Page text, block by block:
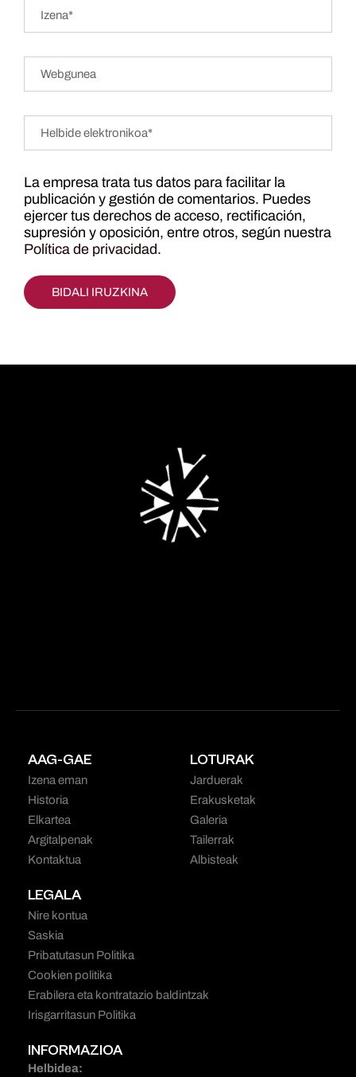
La empresa trata tus datos para facilitar la
publicación y gestión de comentarios. Puedes
ejercer tus derechos de acceso, rectificación,
supresión y oposición, entre otros, según nuestra
Política de privacidad.
AAG-GAE
Izena eman
Historia
Elkartea
Argitalpenak
Kontaktua
LOTURAK
Jarduerak
Erakusketak
Galeria
Tailerrak
Albisteak
LEGALA
Nire kontua
Saskia
Pribatutasun Politika
Cookien politika
Erabilera eta kontratazio baldintzak
Irisgarritasun Politika
INFORMAZIOA
Helbidea: